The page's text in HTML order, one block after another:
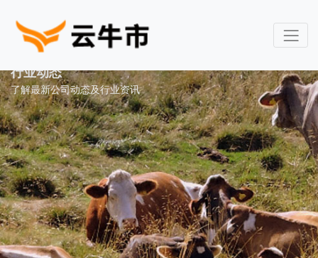
行业动态
了解最新公司动态及行业资讯